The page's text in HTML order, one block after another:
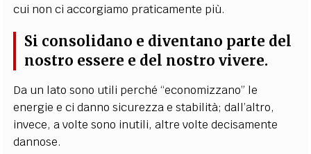
cui non ci accorgiamo praticamente più.
Si consolidano e diventano parte del
nostro essere e del nostro vivere.
Da un lato sono utili perché “economizzano” le
energie e ci danno sicurezza e stabilità; dall’altro,
invece, a volte sono inutili, altre volte decisamente
dannose.